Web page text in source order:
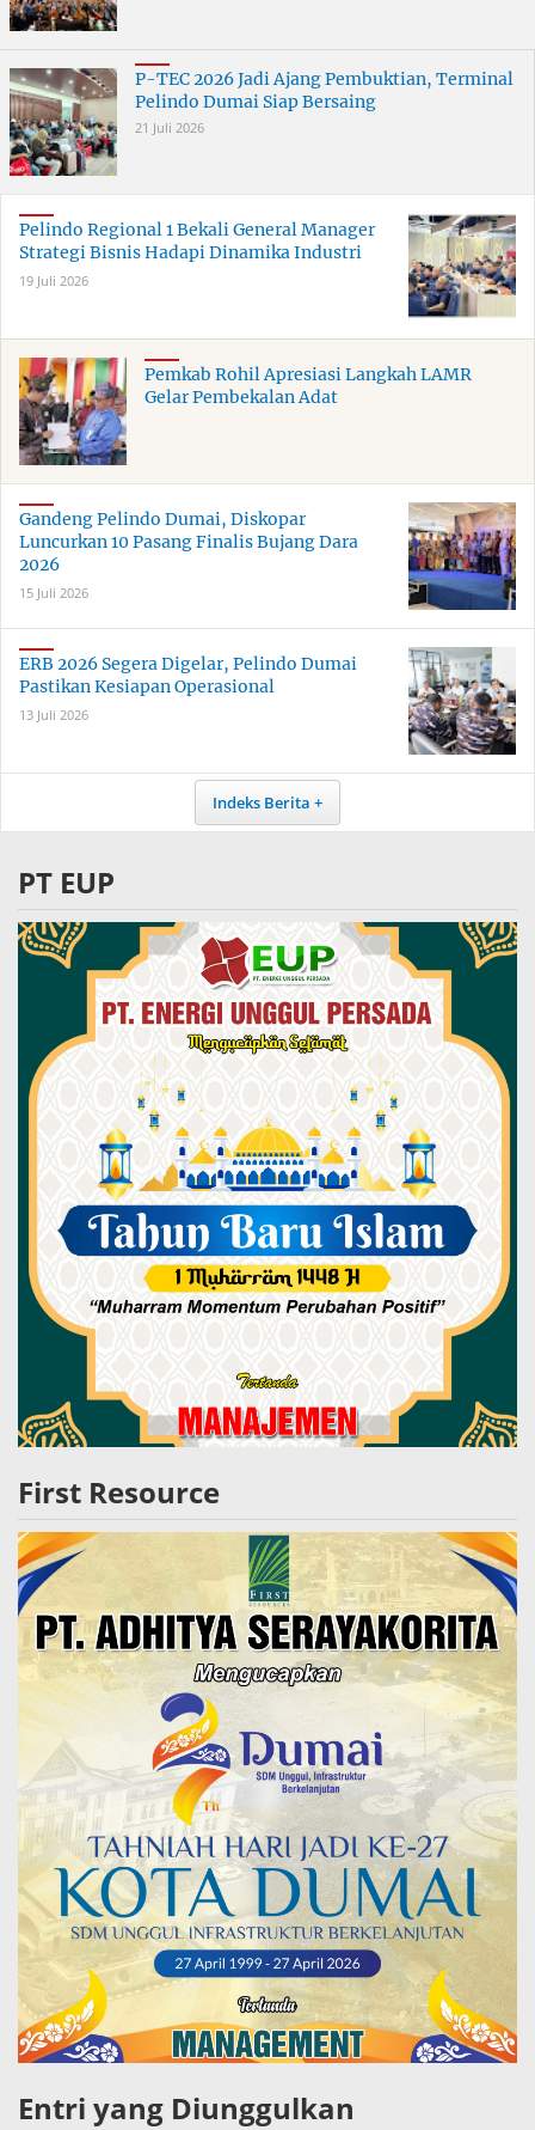
P-TEC 2026 Jadi Ajang Pembuktian, Terminal
Pelindo Dumai Siap Bersaing
21 Juli 2026
Pelindo Regional 1 Bekali General Manager
Strategi Bisnis Hadapi Dinamika Industri
19 Juli 2026
Pemkab Rohil Apresiasi Langkah LAMR
Gelar Pembekalan Adat
Gandeng Pelindo Dumai, Diskopar
Luncurkan 10 Pasang Finalis Bujang Dara
2026
15 Juli 2026
ERB 2026 Segera Digelar, Pelindo Dumai
Pastikan Kesiapan Operasional
13 Juli 2026
Indeks Berita
PT EUP
First Resource
Entri yang Diunggulkan